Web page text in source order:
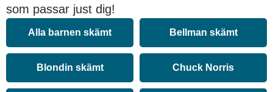
som passar just dig!
Alla barnen skämt Bellman skämt
Blondin skämt Chuck Norris